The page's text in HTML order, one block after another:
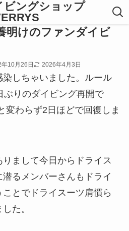
ビングショップ
明けのファンダイビ
10月26日 2026年4月3日
しちゃいました。ルール
ぶりのダイビング再開で
変わらず2日ほどで回復しま
まして今日からドライス
るメンバーさんもドライ
とでドライスーツ肩慣ら
た。